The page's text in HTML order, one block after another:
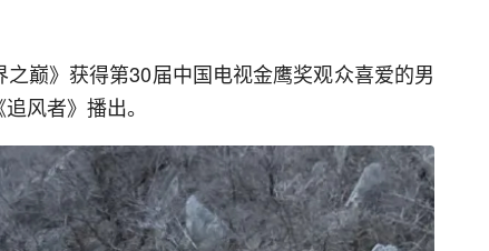
巅》获得第30届中国电视金鹰奖观众喜爱的男
风者》播出。